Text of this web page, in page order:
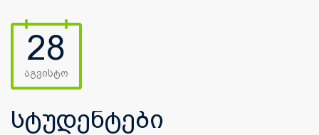
28
აგვისტო
სტუდენტები